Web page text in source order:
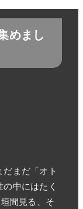
めまし
まだ「オト
中にはたく
間見る、そ